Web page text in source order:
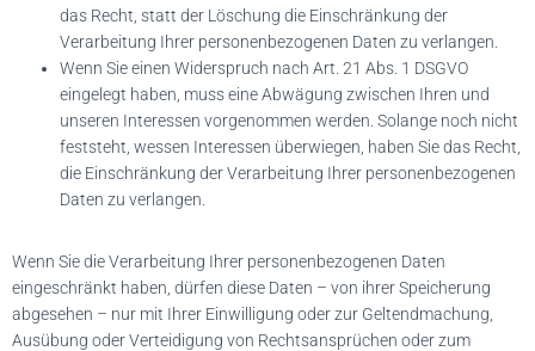
das Recht, statt der Löschung die Einschränkung der
Verarbeitung Ihrer personenbezogenen Daten zu verlangen.
Wenn Sie einen Widerspruch nach Art. 21 Abs. 1 DSGVO
eingelegt haben, muss eine Abwägung zwischen Ihren und
unseren Interessen vorgenommen werden. Solange noch nicht
feststeht, wessen Interessen überwiegen, haben Sie das Recht,
die Einschränkung der Verarbeitung Ihrer personenbezogenen
Daten zu verlangen.
Wenn Sie die Verarbeitung Ihrer personenbezogenen Daten
eingeschränkt haben, dürfen diese Daten – von ihrer Speicherung
abgesehen – nur mit Ihrer Einwilligung oder zur Geltendmachung,
Ausübung oder Verteidigung von Rechtsansprüchen oder zum